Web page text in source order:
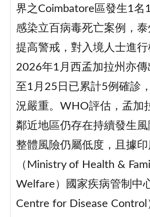
界之Coimbatore區發生1名
感染立百病毒死亡案例，
提高警戒，對入境人士進行
2026年1月西孟加拉州亦傳
至1月25日已累計5例確診
況嚴重。WHO評估，孟加
鄰近地區仍存在持續發生
整體風險仍屬低度，且據
（Ministry of Health &
Welfare）國家疾病管制中
Centre for Disease Control